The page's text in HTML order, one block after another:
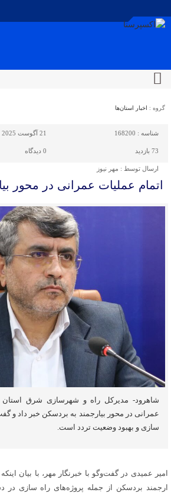
گروه : اخبار استان‌ها
شناسه : 168200 21 آگوست 2025 - 21:42
73 بازدید 0 دیدگاه
ارسال توسط : مهر نیوز
اتمام عملیات عمرانی در محور
شاهرود- مدیرکل راه و شهرسازی شرق استان
عمرانی در محور بیارجمند به بردسکن خبر داد و
سازی و بهبود وضعیت تردد است.
امیر عمیدی در گفت‌وگو با خبرنگار مهر، با بیان
ارجمند بردسکن از جمله پروژه‌های راه سازی در